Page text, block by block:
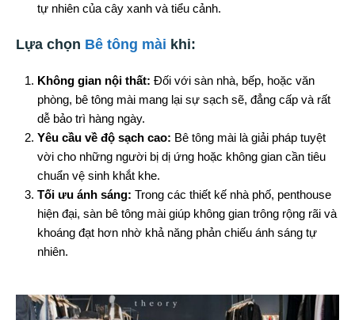
tự nhiên của cây xanh và tiểu cảnh.
Lựa chọn Bê tông mài khi:
Không gian nội thất: Đối với sàn nhà, bếp, hoặc văn
phòng, bê tông mài mang lại sự sạch sẽ, đẳng cấp và rất
dễ bảo trì hàng ngày.
Yêu cầu về độ sạch cao: Bê tông mài là giải pháp tuyệt
vời cho những người bị dị ứng hoặc không gian cần tiêu
chuẩn vệ sinh khắt khe.
Tối ưu ánh sáng: Trong các thiết kế nhà phố, penthouse
hiện đại, sàn bê tông mài giúp không gian trông rộng rãi và
khoáng đạt hơn nhờ khả năng phản chiếu ánh sáng tự
nhiên.